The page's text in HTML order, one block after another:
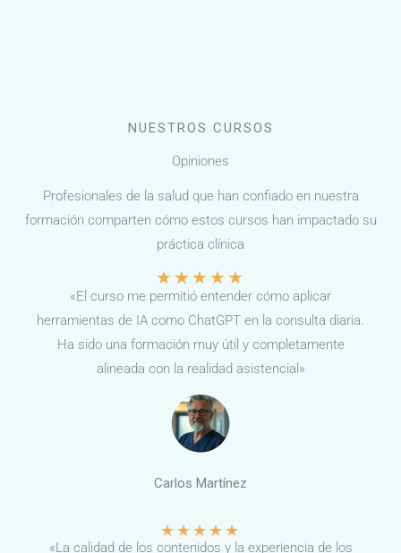
NUESTROS CURSOS
Opiniones
Profesionales de la salud que han confiado en nuestra
formación comparten cómo estos cursos han impactado su
práctica clínica
★★★★★
«El curso me permitió entender cómo aplicar
herramientas de IA como ChatGPT en la consulta diaria.
Ha sido una formación muy útil y completamente
alineada con la realidad asistencial»
Carlos Martínez
★★★★★
«La calidad de los contenidos y la experiencia de los